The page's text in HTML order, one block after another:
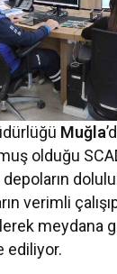
Muğla
olduğu
verimli
meydana
ediliyor.